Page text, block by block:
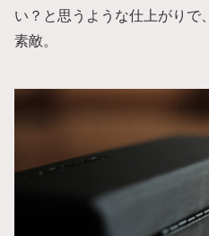
い？と思うような仕上がりで
素敵。